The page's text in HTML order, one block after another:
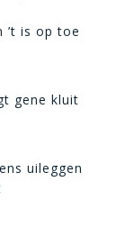
’t is op toe
gene kluit
uileggen